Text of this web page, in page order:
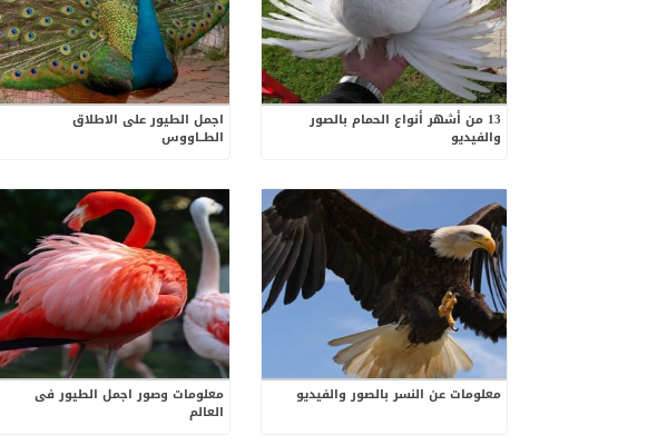
13 من أشهر أنواع الحمام بالصور
والفيديو
اجمل الطيور على الاطلاق
الطــاووس
معلومات عن النسر بالصور والفيديو معلومات وصور اجمل الطيور فى
العالم